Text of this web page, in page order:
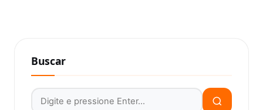
Buscar
Buscar por: